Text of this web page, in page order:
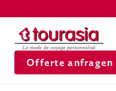
Offerte anfragen